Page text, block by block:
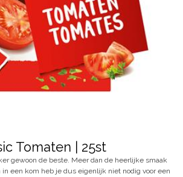
Tomaten | 25st
gewoon de beste. Meer dan de heerlijke smaak
in een kom heb je dus eigenlijk niet nodig voor een